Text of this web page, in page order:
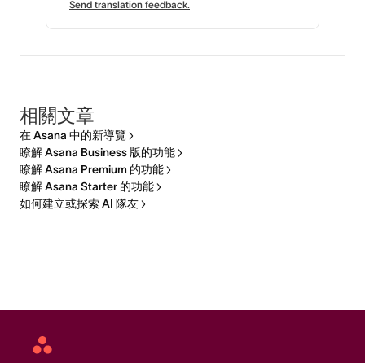
Send translation feedback.
相關文章
在 Asana 中的新導覽
瞭解 Asana Business 版的功能
瞭解 Asana Premium 的功能
瞭解 Asana Starter 的功能
如何建立或探索 AI 隊友
Asana